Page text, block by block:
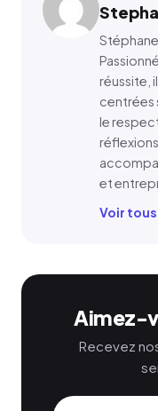
réussite,
centrées
le
et
Voir
Aimez-
Recevez